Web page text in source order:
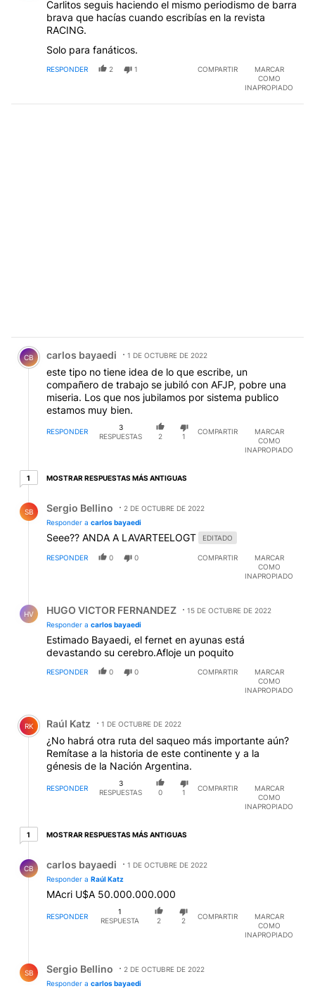
Carlitos seguis haciendo el mismo periodismo de barra
brava que hacías cuando escribías en la revista
RACING.
Solo para fanáticos.
RESPONDER 2 1 COMPARTIR
MARCAR
COMO
INAPROPIADO
Comentario de carlos bayaedi.
CB carlos bayaedi 1 DE OCTUBRE DE 2022
este tipo no tiene idea de lo que escribe, un
compañero de trabajo se jubiló con AFJP, pobre una
miseria. Los que nos jubilamos por sistema publico
estamos muy bien.
RESPONDER
3
RESPUESTAS
2 1
COMPARTIR
MARCAR
COMO
INAPROPIADO
11 respuesta más antiguas
MOSTRAR RESPUESTAS MÁS ANTIGUAS
SB Sergio Bellino
2 DE OCTUBRE DE 2022
Responder a carlos bayaedi
Seee?? ANDA A LAVARTEELOGT EDITADO
RESPONDER 0 0 COMPARTIR
MARCAR
COMO
INAPROPIADO
HV HUGO VICTOR FERNANDEZ
15 DE OCTUBRE DE 2022
Responder a carlos bayaedi
Estimado Bayaedi, el fernet en ayunas está
devastando su cerebro.Afloje un poquito
RESPONDER 0 0 COMPARTIR
MARCAR
COMO
INAPROPIADO
Comentario de Raúl Katz.
RK Raúl Katz 1 DE OCTUBRE DE 2022
¿No habrá otra ruta del saqueo más importante aún?
Remítase a la historia de este continente y a la
génesis de la Nación Argentina.
RESPONDER
3
RESPUESTAS
0 1
COMPARTIR
MARCAR
COMO
INAPROPIADO
11 respuesta más antiguas
MOSTRAR RESPUESTAS MÁS ANTIGUAS
CB carlos bayaedi
1 DE OCTUBRE DE 2022
Responder a Raúl Katz
MAcri U$A 50.000.000.000
RESPONDER
1
RESPUESTA
2 2
COMPARTIR
MARCAR
COMO
INAPROPIADO
SB Sergio Bellino
2 DE OCTUBRE DE 2022
Responder a carlos bayaedi